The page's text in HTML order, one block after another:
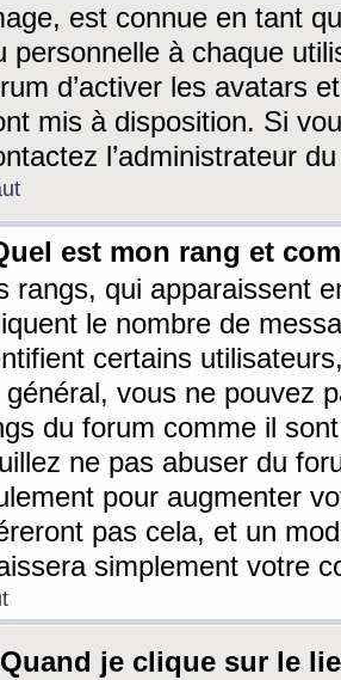
est connue en tant
personnelle à chaque
d’activer les avatars
mis à disposition. Si
l’administrateur
est mon rang et
rangs, qui apparaissent
le nombre de
certains
général, vous ne pouvez
du forum comme il
ne pas abuser du
pour augmenter
pas cela, et un
simplement votre
je clique sur le